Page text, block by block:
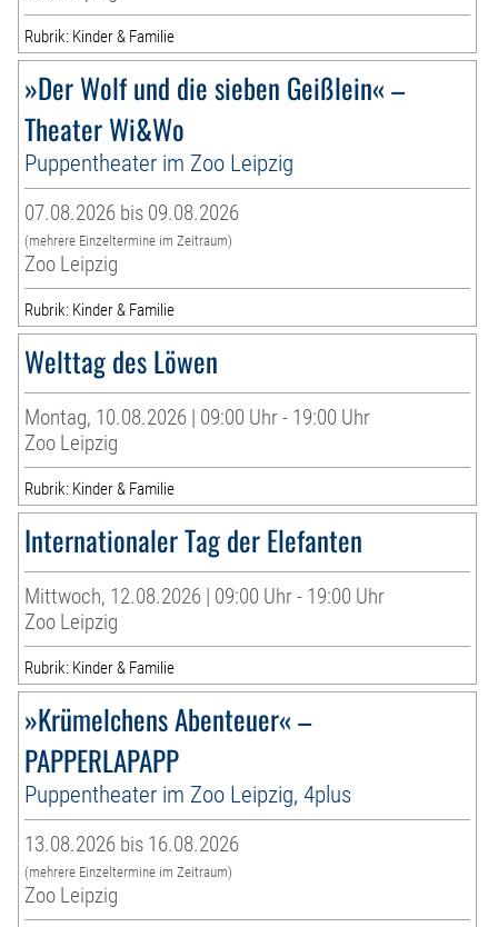
Rubrik: Kinder & Familie
»Der Wolf und die sieben Geißlein« –
Theater Wi&Wo
Puppentheater im Zoo Leipzig
07.08.2026 bis 09.08.2026
(mehrere Einzeltermine im Zeitraum)
Zoo Leipzig
Rubrik: Kinder & Familie
Welttag des Löwen
Montag, 10.08.2026 | 09:00 Uhr - 19:00 Uhr
Zoo Leipzig
Rubrik: Kinder & Familie
Internationaler Tag der Elefanten
Mittwoch, 12.08.2026 | 09:00 Uhr - 19:00 Uhr
Zoo Leipzig
Rubrik: Kinder & Familie
»Krümelchens Abenteuer« –
PAPPERLAPAPP
Puppentheater im Zoo Leipzig, 4plus
13.08.2026 bis 16.08.2026
(mehrere Einzeltermine im Zeitraum)
Zoo Leipzig